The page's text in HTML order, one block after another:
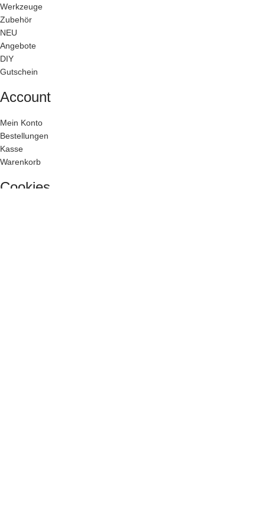
Werkzeuge
Zubehör
NEU
Angebote
DIY
Gutschein
Account
Mein Konto
Bestellungen
Kasse
Warenkorb
Cookies